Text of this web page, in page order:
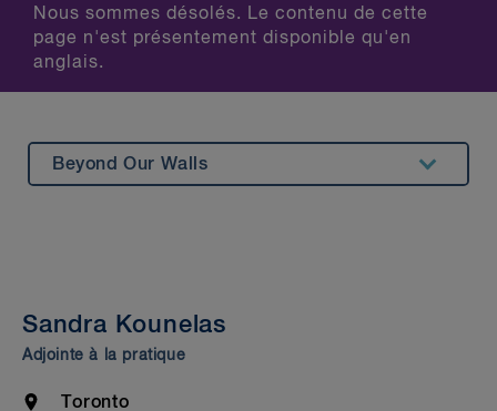
Nous sommes désolés. Le contenu de cette
page n'est présentement disponible qu'en
anglais.
Beyond Our Walls
Sandra Kounelas
Adjointe à la pratique
Location
Toronto